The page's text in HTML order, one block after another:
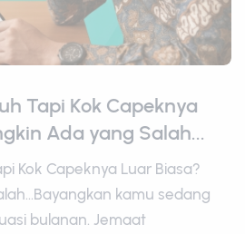
Tapi Kok Capeknya
Ada yang Salah...
Kok Capeknya Luar Biasa?
kamu sedang
bulanan. Jemaat